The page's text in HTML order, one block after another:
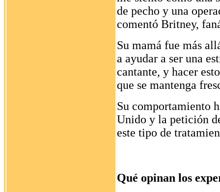
de pecho y una
comentó Britney,
Su mamá fue más
a ayudar a ser una
cantante, y hacer
que se mantenga
Su comportamiento
Unido y la petición
este tipo de
Qué opinan los